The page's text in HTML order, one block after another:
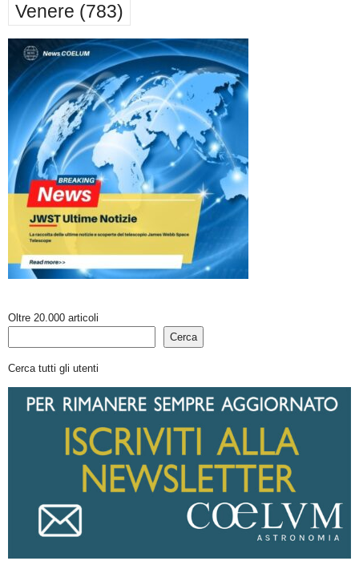
Venere (783)
Oltre 20.000 articoli
Cerca
Cerca tutti gli utenti